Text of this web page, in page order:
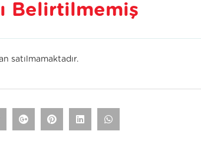
Belirtilmemiş
satılmamaktadır.